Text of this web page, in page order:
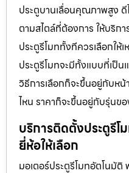
ประตูบานเลื่อนคุณภาพสูง
ตามสไตล์ที่ต้องการ ให้บริก
ประตูรีโมททั้งทีควรเลือกให้
ประตูรีโมทจะมีทั้งแบบที่เป็
วิธีการเลือกก็จะขึ้นอยู่กับหน้
ไหน ราคาก็จะขึ้นอยู่กับรุ่นข
บริการติดตั้งประตูรีโ
ยี่ห้อให้เลือก
มอเตอร์ประตูรีโมทอัตโนมั